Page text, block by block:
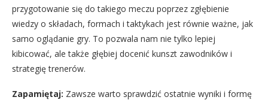
przygotowanie się do takiego meczu poprzez zgłębienie
wiedzy o składach, formach i taktykach jest równie ważne, jak
samo oglądanie gry. To pozwala nam nie tylko lepiej
kibicować, ale także głębiej docenić kunszt zawodników i
strategię trenerów.
Zapamiętaj: Zawsze warto sprawdzić ostatnie wyniki i formę